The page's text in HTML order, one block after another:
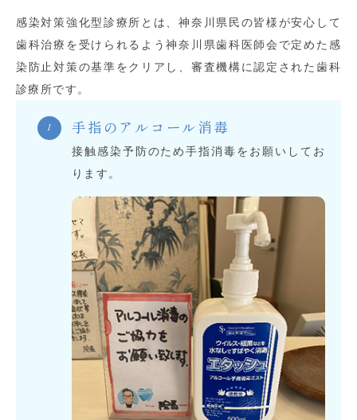
感染対策強化型診療所とは、神奈川県民の皆様が安心して
歯科治療を受けられるよう神奈川県歯科医師会で定めた感
染防止対策の基準をクリアし、審査機構に認定された歯科
診療所です。
手指のアルコール消毒
接触感染予防のため手指消毒をお願いしてお
ります。